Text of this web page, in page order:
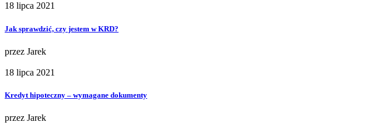
18 lipca 2021
Jak sprawdzić, czy jestem w KRD?
przez Jarek
18 lipca 2021
Kredyt hipoteczny – wymagane dokumenty
przez Jarek